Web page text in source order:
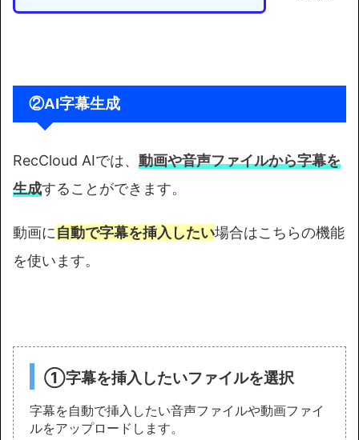
②AI字幕生成
RecCloud AIでは、 動画や音声ファイルから字幕を
生成することができます。
動画に自動で字幕を挿入したい場合はこちらの機能
を使います。
①字幕を挿入したいファイルを選択
字幕を自動で挿入したい音声ファイルや動画ファイ
ルをアップロードします。